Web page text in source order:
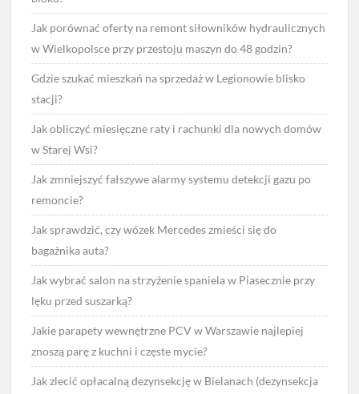
Jak porównać oferty na remont siłowników hydraulicznych
w Wielkopolsce przy przestoju maszyn do 48 godzin?
Gdzie szukać mieszkań na sprzedaż w Legionowie blisko
stacji?
Jak obliczyć miesięczne raty i rachunki dla nowych domów
w Starej Wsi?
Jak zmniejszyć fałszywe alarmy systemu detekcji gazu po
remoncie?
Jak sprawdzić, czy wózek Mercedes zmieści się do
bagażnika auta?
Jak wybrać salon na strzyżenie spaniela w Piasecznie przy
lęku przed suszarką?
Jakie parapety wewnętrzne PCV w Warszawie najlepiej
znoszą parę z kuchni i częste mycie?
Jak zlecić opłacalną dezynsekcję w Bielanach (dezynsekcja